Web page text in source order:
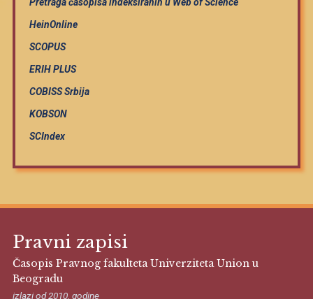
HeinOnline
SCOPUS
ERIH PLUS
COBISS Srbija
KOBSON
SCIndex
Pravni zapisi
Časopis Pravnog fakulteta Univerziteta Union u
Beogradu
izlazi od 2010. godine